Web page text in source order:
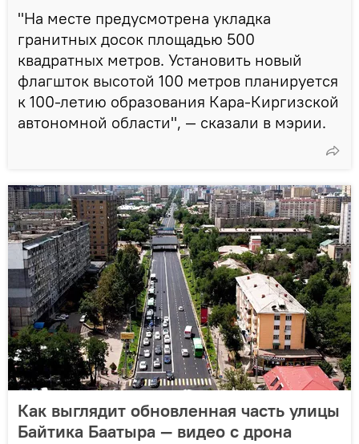
"На месте предусмотрена укладка
гранитных досок площадью 500
квадратных метров. Установить новый
флагшток высотой 100 метров планируется
к 100-летию образования Кара-Киргизской
автономной области", — сказали в мэрии.
Как выглядит обновленная часть улицы
Байтика Баатыра — видео с дрона